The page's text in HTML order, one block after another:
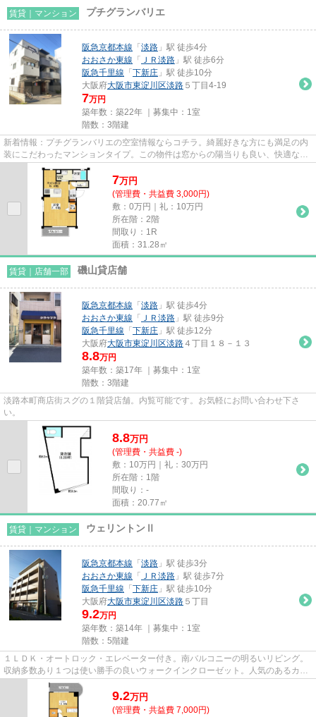
賃貸｜マンション プチグランバリエ
阪急京都本線 「 淡路 」駅 徒歩4分
おおさか東線 「 ＪＲ淡路 」駅 徒歩6分
阪急千里線 「 下新庄 」駅 徒歩10分
大阪府大阪市東淀川区淡路 ５丁目4-19
7万円
築年数：築22年 ｜募集中： 1室
階数：3階建
新着情報：プチグランバリエの空室情報ならコチラ。綺麗好きな方にも満足の内
装にこだわったマンションタイプ。この物件は窓からの陽当りも良い、快適な環
境の整った物件です。この物...
7万円
(管理費・共益費 3,000円)
敷：0万円｜礼：10万円
所在階：2階
間取り：1R
面積：31.28㎡
賃貸｜店舗一部 磯山貸店舗
阪急京都本線 「 淡路 」駅 徒歩4分
おおさか東線 「 ＪＲ淡路 」駅 徒歩9分
阪急千里線 「 下新庄 」駅 徒歩12分
大阪府大阪市東淀川区淡路 ４丁目１８－１３
8.8万円
築年数：築17年 ｜募集中： 1室
階数：3階建
淡路本町商店街スグの１階貸店舗。内覧可能です。お気軽にお問い合わせ下さ
い。
8.8万円
(管理費・共益費 -)
敷：10万円｜礼：30万円
所在階：1階
間取り：-
面積：20.77㎡
賃貸｜マンション ウェリントンⅡ
阪急京都本線 「 淡路 」駅 徒歩3分
おおさか東線 「 ＪＲ淡路 」駅 徒歩7分
阪急千里線 「 下新庄 」駅 徒歩10分
大阪府大阪市東淀川区淡路 ５丁目
9.2万円
築年数：築14年 ｜募集中： 1室
階数：5階建
１ＬＤＫ・オートロック・エレベーター付き。南バルコニーの明るいリビング。
収納多数あり１つは使い勝手の良いウォークインクローゼット。人気のあるカウ
ンター付システムキッチン。...
9.2万円
(管理費・共益費 7,000円)